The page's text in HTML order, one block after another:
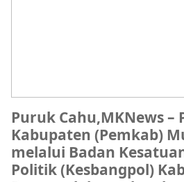
Puruk Cahu,MKNews–
Kabupaten (Pemkab)
melalui Badan
Politik (Kesbangpol)